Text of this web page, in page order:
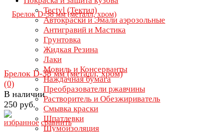
Tectyl (Тектил)
Автокраски и Эмали аэрозольные
Антигравий и Мастика
Грунтовка
Жидкая Резина
Лаки
Мовиль и Консерванты
Наждачная бумага
Преобразователи ржавчины
Растворитель и Обезжириватель
Смывка краски
Шпатлевки
Шумоизоляция
избранное сравнить
Брелок D-38 мм (металл, хром)
(0)
В наличии
250 руб.